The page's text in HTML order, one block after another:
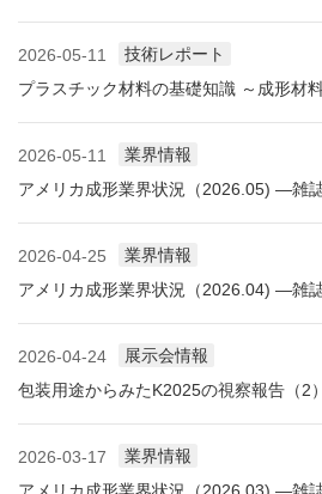
2026-05-11
技術レポート
プラスチック材料の基礎知識 ～成形材
2026-05-11
業界情報
アメリカ成形業界状況（2026.05) ―雑
2026-04-25
業界情報
アメリカ成形業界状況（2026.04) ―雑
2026-04-24
展示会情報
包装用途からみたK2025の視察報告（2）
2026-03-17
業界情報